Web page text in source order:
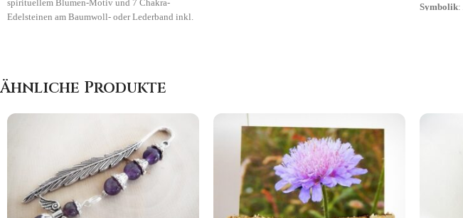
spirituellem Blumen-Motiv und 7 Chakra-
Edelsteinen am Baumwoll- oder Lederband inkl.
Symbolik:
Ähnliche Produkte